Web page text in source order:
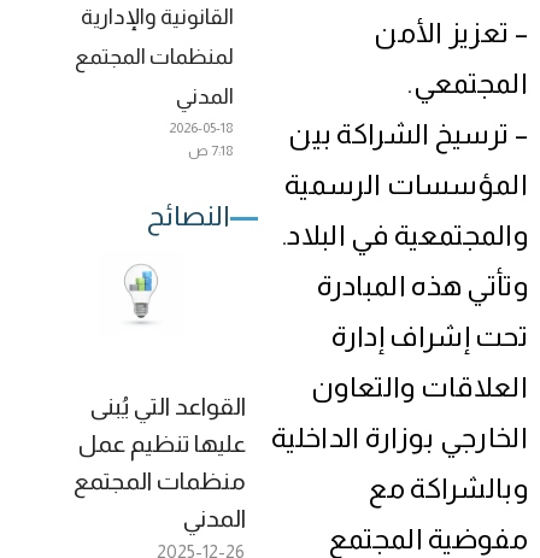
– تعزيز الأمن
المجتمعي.
– ترسيخ الشراكة بين
المؤسسات الرسمية
والمجتمعية في البلاد.
وتأتي هذه المبادرة
تحت إشراف إدارة
العلاقات والتعاون
الخارجي بوزارة الداخلية
وبالشراكة مع
مفوضية المجتمع
القانونية والإدارية
لمنظمات المجتمع
المدني
2026-05-18
7:18 ص
النصائح
القواعد التي يُبنى
عليها تنظيم عمل
منظمات المجتمع
المدني
2025-12-26